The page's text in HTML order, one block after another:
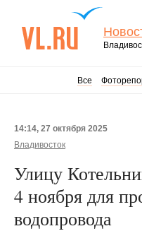
Все
14:14, 27 октября 2025
Владивосток
Улицу
4 ноября для
водопровода